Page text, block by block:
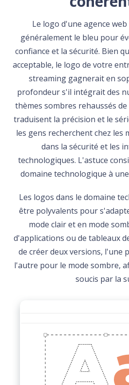
Le logo d'une agence
généralement le bleu pour
confiance et la sécurité. Bien
acceptable, le logo de votre
streaming gagnerait en
profondeur s'il intégrait des
thèmes sombres rehaussés
traduisent la précision et le
les gens recherchent chez les
dans la sécurité et les
technologiques. L'astuce
domaine technologique à
Les logos dans le domaine
être polyvalents pour
mode clair et en mode
d'applications ou de tableaux
de créer deux versions, l'une
l'autre pour le mode sombre,
soucis par la